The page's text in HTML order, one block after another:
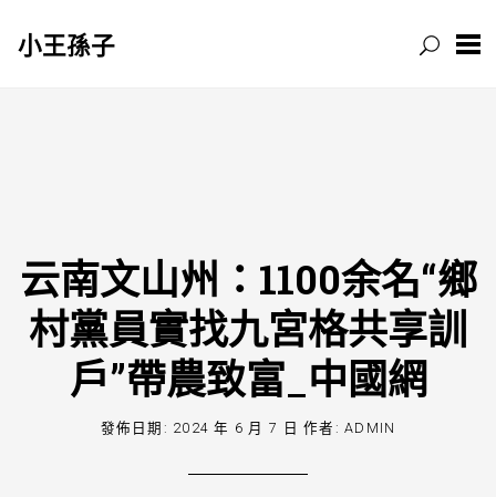
小王孫子
云南文山州：1100余名“鄉
村黨員實找九宮格共享訓
戶”帶農致富_中國網
發佈日期: 2024 年 6 月 7 日 作者:ADMIN